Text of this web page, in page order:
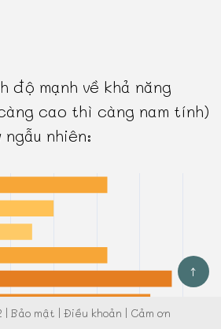
độ mạnh về khả năng
cao thì càng nam tính)
nhiên:
↑
| Bảo mật | Điều khoản | Cảm ơn